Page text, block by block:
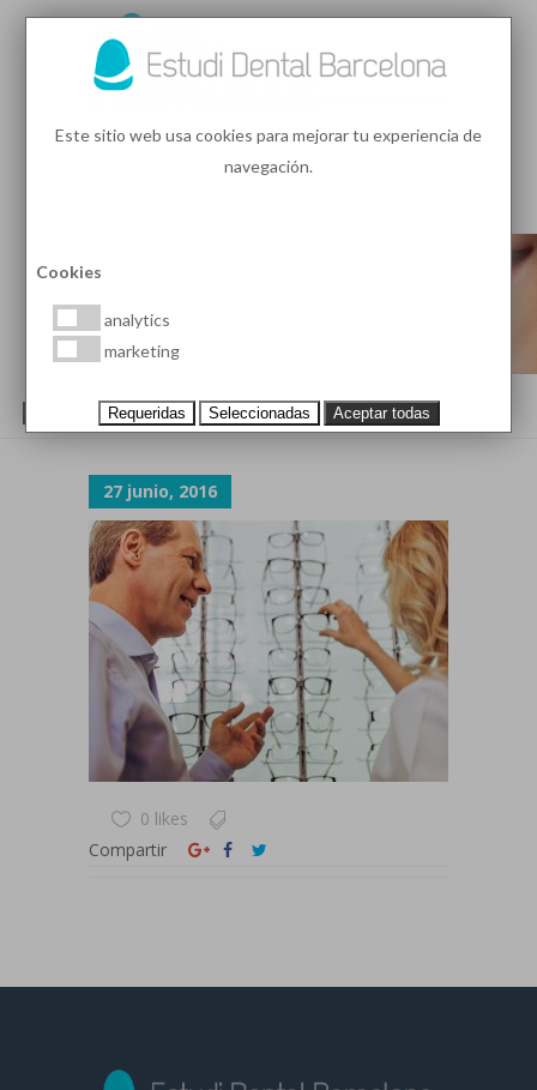
H-TAB-SLIDE-2
27 junio, 2016
0 likes
Compartir
Este sitio web usa cookies para mejorar tu experiencia de
navegación.
Cookies
analytics
marketing
Requeridas Seleccionadas Aceptar todas